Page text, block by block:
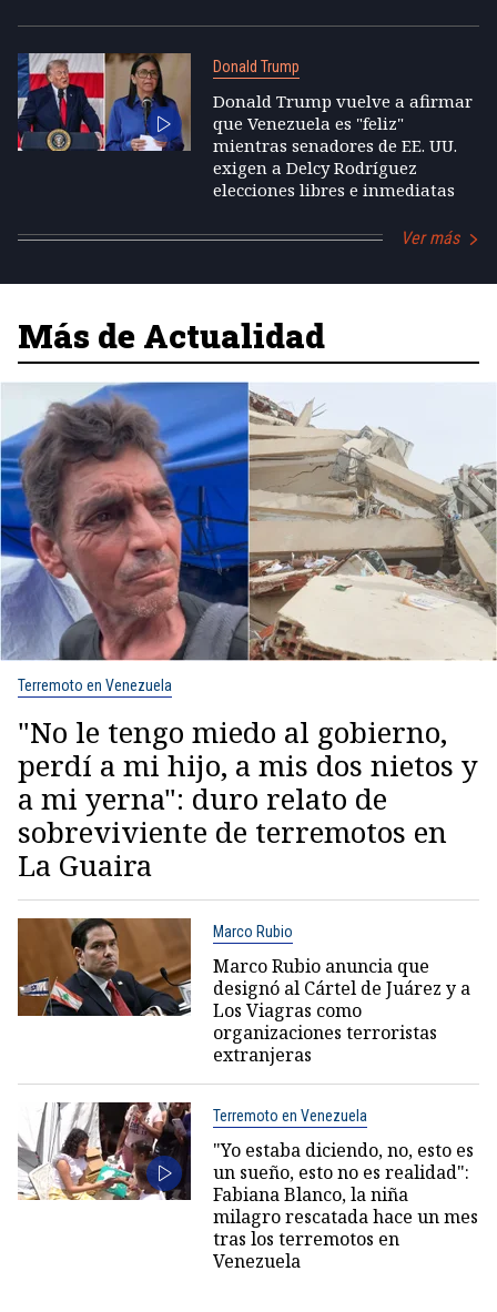
Donald Trump
Donald Trump vuelve a afirmar
que Venezuela es "feliz"
mientras senadores de EE. UU.
exigen a Delcy Rodríguez
elecciones libres e inmediatas
Ver más
Más de Actualidad
Terremoto en Venezuela
"No le tengo miedo al gobierno,
perdí a mi hijo, a mis dos nietos y
a mi yerna": duro relato de
sobreviviente de terremotos en
La Guaira
Marco Rubio
Marco Rubio anuncia que
designó al Cártel de Juárez y a
Los Viagras como
organizaciones terroristas
extranjeras
Terremoto en Venezuela
"Yo estaba diciendo, no, esto es
un sueño, esto no es realidad":
Fabiana Blanco, la niña
milagro rescatada hace un mes
tras los terremotos en
Venezuela